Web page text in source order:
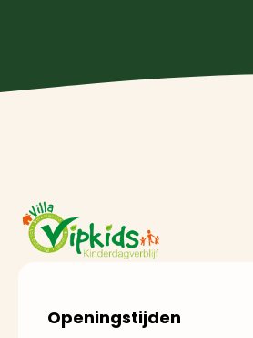
Openingstijden